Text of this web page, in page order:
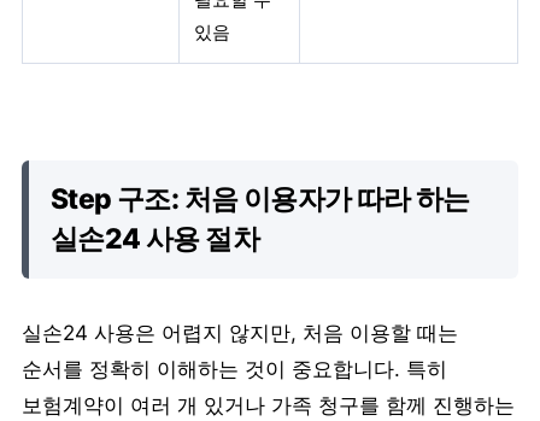
있음
Step 구조: 처음 이용자가 따라 하는
실손24 사용 절차
실손24 사용은 어렵지 않지만, 처음 이용할 때는
순서를 정확히 이해하는 것이 중요합니다. 특히
보험계약이 여러 개 있거나 가족 청구를 함께 진행하는